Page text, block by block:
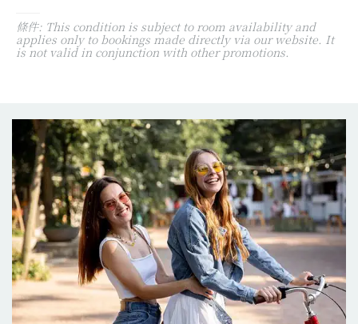
條件: This condition is subject to room availability and
applies only to bookings made directly via our website. It
is not valid in conjunction with other promotions.